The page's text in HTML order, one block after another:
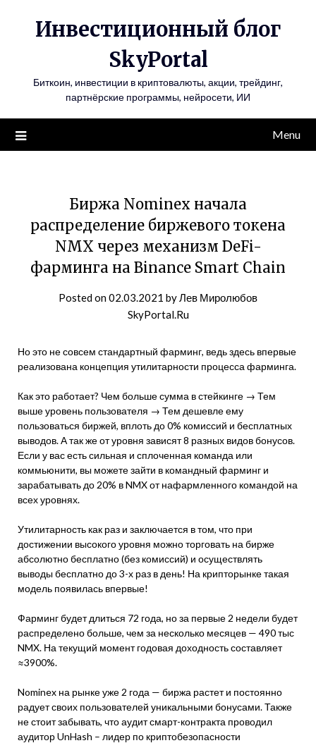
Инвестиционный блог
SkyPortal
Биткоин, инвестиции в криптовалюты, акции, трейдинг,
партнёрские программы, нейросети, ИИ
Menu
Биржа Nominex начала
распределение биржевого токена
NMX через механизм DeFi-
фарминга на Binance Smart Chain
Posted on02.03.2021 byЛев Миролюбов
SkyPortal.Ru
Но это не совсем стандартный фарминг, ведь здесь впервые
реализована концепция утилитарности процесса фарминга.
Как это работает? Чем больше сумма в стейкинге → Тем
выше уровень пользователя → Тем дешевле ему
пользоваться биржей, вплоть до 0% комиссий и бесплатных
выводов. А так же от уровня зависят 8 разных видов бонусов.
Если у вас есть сильная и сплоченная команда или
коммьюнити, вы можете зайти в командный фарминг и
зарабатывать до 20% в NMX от нафармленного командой на
всех уровнях.
Утилитарность как раз и заключается в том, что при
достижении высокого уровня можно торговать на бирже
абсолютно бесплатно (без комиссий) и осуществлять
выводы бесплатно до 3-х раз в день! На крипторынке такая
модель появилась впервые!
Фарминг будет длиться 72 года, но за первые 2 недели будет
распределено больше, чем за несколько месяцев — 490 тыс
NMX. На текущий момент годовая доходность составляет
≈3900%.
Nominex на рынке уже 2 года — биржа растет и постоянно
радует своих пользователей уникальными бонусами. Также
не стоит забывать, что аудит смарт-контракта проводил
аудитор UnHash – лидер по криптобезопасности